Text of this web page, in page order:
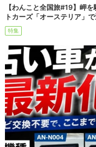
【わんこと全国旅#19】岬
トカーズ「オーステリア」
特集